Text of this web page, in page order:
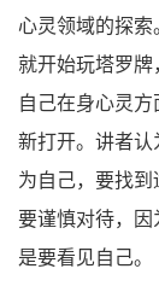
心灵领域的探
就开始玩塔罗
自己在身心灵
新打开。讲者
为自己，要找
要谨慎对待，
是要看见自己。